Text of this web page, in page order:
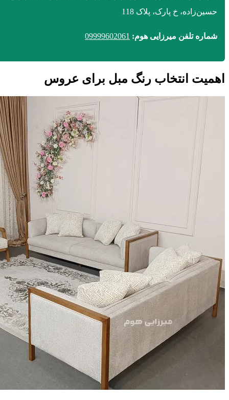
حسین‌زاده، خ پارک، پلاک 118
شماره تلفن میرزایی هوم: 09999602061
اهمیت انتخاب رنگ مبل برای عروس